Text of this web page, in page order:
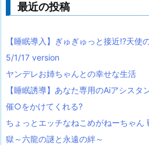
最近の投稿
【睡眠導入】ぎゅぎゅっと接近!?天
5/1/17 version
ヤンデレお姉ちゃんとの幸せな生活
【睡眠誘導】あなた専用のAiアシス
催○をかけてくれる?
ちょっとエッチなねこめがねーちゃん
獄～六龍の謎と永遠の絆～